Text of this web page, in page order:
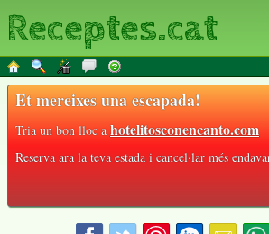
Receptes.cat
Et mereixes una escapada!
Tria un bon lloc ahotelitosconencanto.com
Reserva ara la teva estada i cancel·lar més